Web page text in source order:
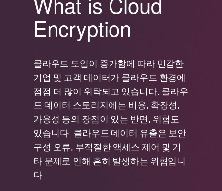
Encryption
클라우드 도입이 증가함에 따라 민감한
기업 및 고객 데이터가 클라우드 환경에
점점 더 많이 위탁되고 있습니다. 클라우
드 데이터 스토리지에는 비용, 확장성,
가용성 등의 장점이 있는 반면, 위험도
있습니다. 클라우드 데이터 유출은 보안
구성 오류, 부적절한 액세스 제어 및 기
타 문제로 인해 흔히 발생하는 위협입니
다.